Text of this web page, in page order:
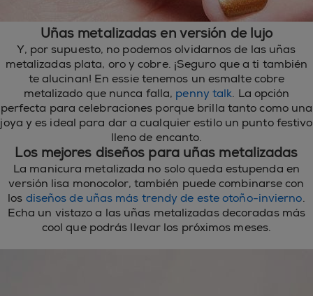
Uñas metalizadas en versión de lujo
Y, por supuesto, no podemos olvidarnos de las uñas
metalizadas plata, oro y cobre. ¡Seguro que a ti también
te alucinan! En essie tenemos un esmalte cobre
metalizado que nunca falla, penny talk. La opción
perfecta para celebraciones porque brilla tanto como una
joya y es ideal para dar a cualquier estilo un punto festivo
lleno de encanto.
Los mejores diseños para uñas metalizadas
La manicura metalizada no solo queda estupenda en
versión lisa monocolor, también puede combinarse con
los diseños de uñas más trendy de este otoño-invierno.
Echa un vistazo a las uñas metalizadas decoradas más
cool que podrás llevar los próximos meses.